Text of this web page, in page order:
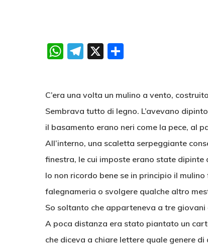
WhatsApp
Telegram
X
C’era una volta un mulino a vento,
Sembrava tutto di legno. L’avevano
il basamento erano neri come la pece, al
All’interno, una scaletta serpeggiante
finestra, le cui imposte erano state dipinte
Io non ricordo bene se in principio il
falegnameria o svolgere qualche altro
So soltanto che apparteneva a tre
A poca distanza era stato piantato un
che diceva a chiare lettere quale genere